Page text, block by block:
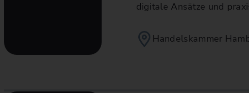
digitale Ansätze und
Handelskammer